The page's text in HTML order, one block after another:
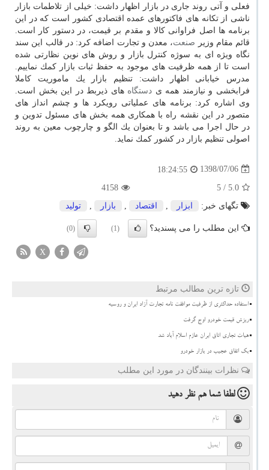
فعلی و آتی روند جاری در بازار اظهار داشت: خیلی از تلاطمات بازار
ناشی از تكانه های فاكتورهای عمده اقتصادی كشور است كه در این
برنامه ها اصل فراوانی كالا و مقدم بر قیمت، در دستور كار است.
قائم مقام وزیر صنعت، معدن و تجارت اضافه كرد: در قالب این سند
نگاه ویژه ای به سوژه كنترل بازار و روش های نوین نظارتی شده
است تا از همه ظرفیت های موجود به حفظ ثبات بازار كمك نماییم.
مدرس خیابانی اظهار داشت: تنظیم بازار یك ماموریت كاملا
فرابخشی و نیازمند همه ی دستگاه های ذیربط در این بخش است.
وی اشاره كرد: برنامه های عملیاتی رویكرد ها و چشم انداز های
متصور در این نقشه راه با همكاری همه بخش های مسئول تدوین و
در حال اجرا می باشد و تا بعنوان یك الگو و چارچوب معین به روند
اصولی تنظیم بازار در كشور كمك نماید.
1398/07/06
18:24:55
5.0
/ 5
4158
تگهای خبر:
ابزار , اقتصاد , بازار , تولید
این مطلب را می پسندید؟ (1)
(0)
X
تازه ترین مطالب مرتبط
استفاده حداکثری از ظرفیت موافقت نامه تجارت آزاد ایران و روسیه
ریزش قیمت خودرو اوج گرفت
هیات تجاری اتاق ایران عازم اسلام آباد شد
بک اتفاق عجیب در بازار خودرو
نظرات بینندگان در مورد این مطلب
لطفا شما همنظر دهید